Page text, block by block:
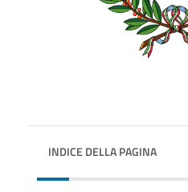
INDICE DELLA PAGINA